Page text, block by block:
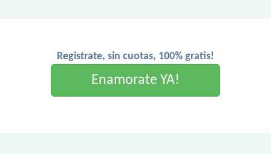
Registrate, sin cuotas, 100% gratis!
Enamorate YA!